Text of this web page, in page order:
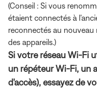
(Conseil : Si vous
étaient connectés à
reconnectés au
des appareils.)
Si votre réseau Wi-Fi
un répéteur Wi-Fi, un
d'accès), essayez de